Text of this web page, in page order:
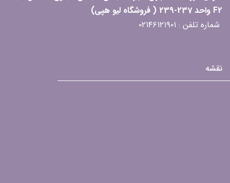
F2 واحد 237-239 ( فروشگاه لیو هپی)
شماره تلفن : ۰۲۱۴۶۱۲۱۹۰۱
نقشه